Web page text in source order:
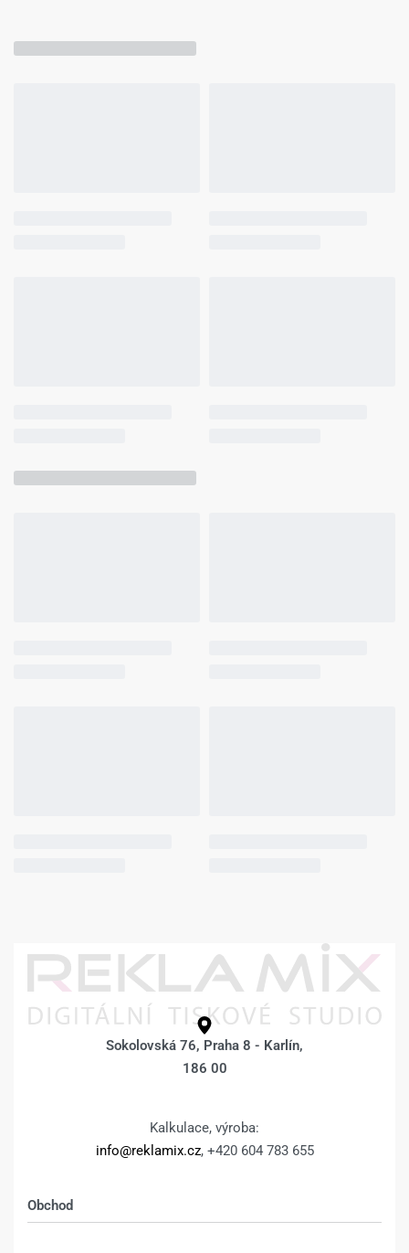
Sokolovská 76, Praha 8 - Karlín,
186 00
Kalkulace, výroba:
info@reklamix.cz, +420 604 783 655
Obchod